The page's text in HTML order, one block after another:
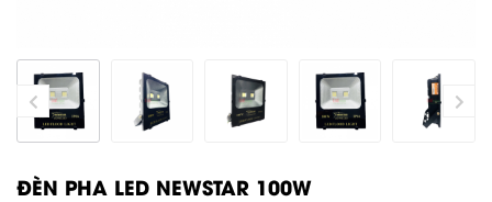
ĐÈN PHA LED NEWSTAR 100W